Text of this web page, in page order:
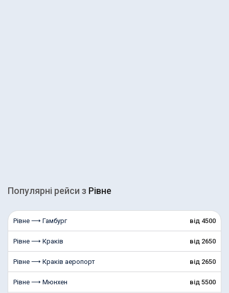
Популярні рейcи з Рівне
Рівне ⟶ Гамбург від 4500
Рівне ⟶ Краків від 2650
Рівне ⟶ Краків аеропорт від 2650
Рівне ⟶ Мюнхен від 5500